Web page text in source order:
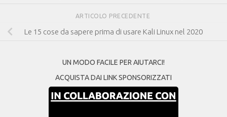
ARTICOLO PRECEDENTE
Le 15 cose da sapere prima di usare Kali Linux nel 2020
UN MODO FACILE PER AIUTARCI!
ACQUISTA DAI LINK SPONSORIZZATI